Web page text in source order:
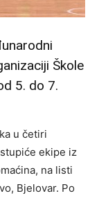
Škole
5. do 7.
u četiri
ekipe iz
na listi
Bjelovar. Po